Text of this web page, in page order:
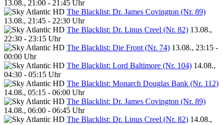
13.08., 21:00 - 21:45 Uhr
The Blacklist: Dr. James Covington (Nr. 89)
13.08., 21:45 - 22:30 Uhr
The Blacklist: Dr. Linus Creel (Nr. 82) 13.08.,
22:30 - 23:15 Uhr
The Blacklist: Die Front (Nr. 74) 13.08., 23:15 -
00:00 Uhr
The Blacklist: Lord Baltimore (Nr. 104) 14.08.,
04:30 - 05:15 Uhr
The Blacklist: Monarch Douglas Bank (Nr. 112)
14.08., 05:15 - 06:00 Uhr
The Blacklist: Dr. James Covington (Nr. 89)
14.08., 06:00 - 06:45 Uhr
The Blacklist: Dr. Linus Creel (Nr. 82) 14.08.,